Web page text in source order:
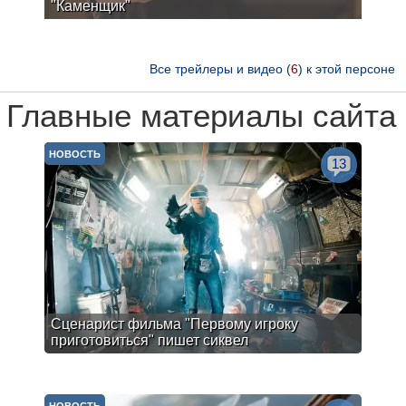
"Каменщик"
Все трейлеры и видео (6) к этой персоне
Главные материалы сайта
Сценарист фильма "Первому игроку
приготовиться" пишет сиквел
НОВОСТЬ
13